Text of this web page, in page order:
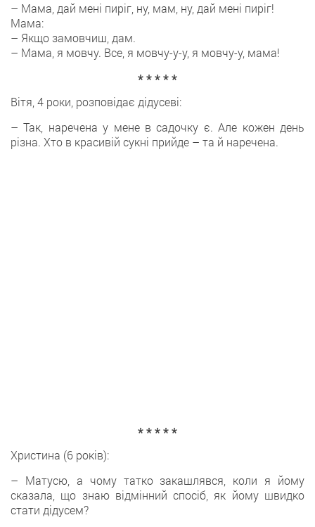
– Мама, дай мені пиріг, ну, мам, ну, дай мені пиріг!
Мама:
– Якщо замовчиш, дам.
– Мама, я мовчу. Все, я мовчу-у-у, я мовчу-у, мама!
* * * * *
Вітя, 4 роки, розповідає дідусеві:
– Так, наречена у мене в садочку є. Але кожен день
різна. Хто в красивій сукні прийде – та й наречена.
* * * * *
Христина (6 років):
– Матусю, а чому татко закашлявся, коли я йому
сказала, що знаю відмінний спосіб, як йому швидко
стати дідусем?